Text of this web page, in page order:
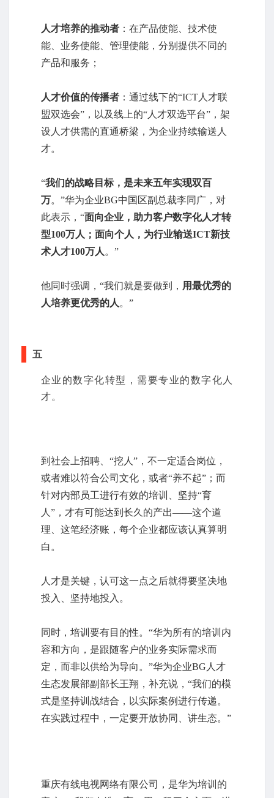
人才培养的推动者 ：在产品使能、技术使
能、业务使能、管理使能，分别提供不同的
产品和服务；
人才价值的传播者 ：通过线下的“ICT人才联
盟双选会”，以及线上的“人才双选平台”，架
设人才供需的直通桥梁，为企业持续输送人
才。
“我们的战略目标，是未来五年实现双百
万。”华为企业BG中国区副总裁李同广，对
此表示，“面向企业，助力客户数字化人才转
型100万人； 面向个人，为行业输送ICT新技
术人才100万人 。”
他同时强调，“我们就是要做到， 用最优秀的
人培养更优秀的人 。”
五
企业的数字化转型，需要专业的数字化人
才。
到社会上招聘、“挖人”，不一定适合岗位，
或者难以符合公司文化，或者“养不起”；而
针对内部员工进行有效的培训、坚持“育
人”，才有可能达到长久的产出——这个道
理、这笔经济账，每个企业都应该认真算明
白。
人才是关键，认可这一点之后就得要坚决地
投入、坚持地投入。
同时，培训要有目的性。“华为所有的培训内
容和方向，是跟随客户的业务实际需求而
定，而非以供给为导向。”华为企业BG人才
生态发展部副部长王翔，补充说，“我们的模
式是坚持训战结合，以实际案例进行传递。
在实践过程中，一定要开放协同、讲生态。”
重庆有线电视网络有限公司，是华为培训的